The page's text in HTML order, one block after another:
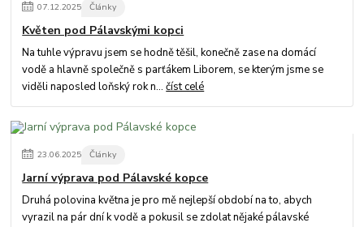
07.12.2025 Články
Květen pod Pálavskými kopci
Na tuhle výpravu jsem se hodně těšil, konečně zase na domácí
vodě a hlavně společně s parťákem Liborem, se kterým jsme se
viděli naposled loňský rok n...číst celé
23.06.2025 Články
Jarní výprava pod Pálavské kopce
Druhá polovina května je pro mě nejlepší období na to, abych
vyrazil na pár dní k vodě a pokusil se zdolat nějaké pálavské